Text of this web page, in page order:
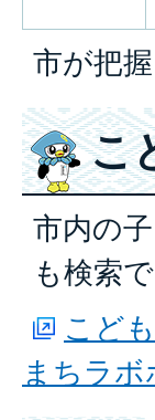
市が把
こ
市内の
も検索
こど
まちラボ